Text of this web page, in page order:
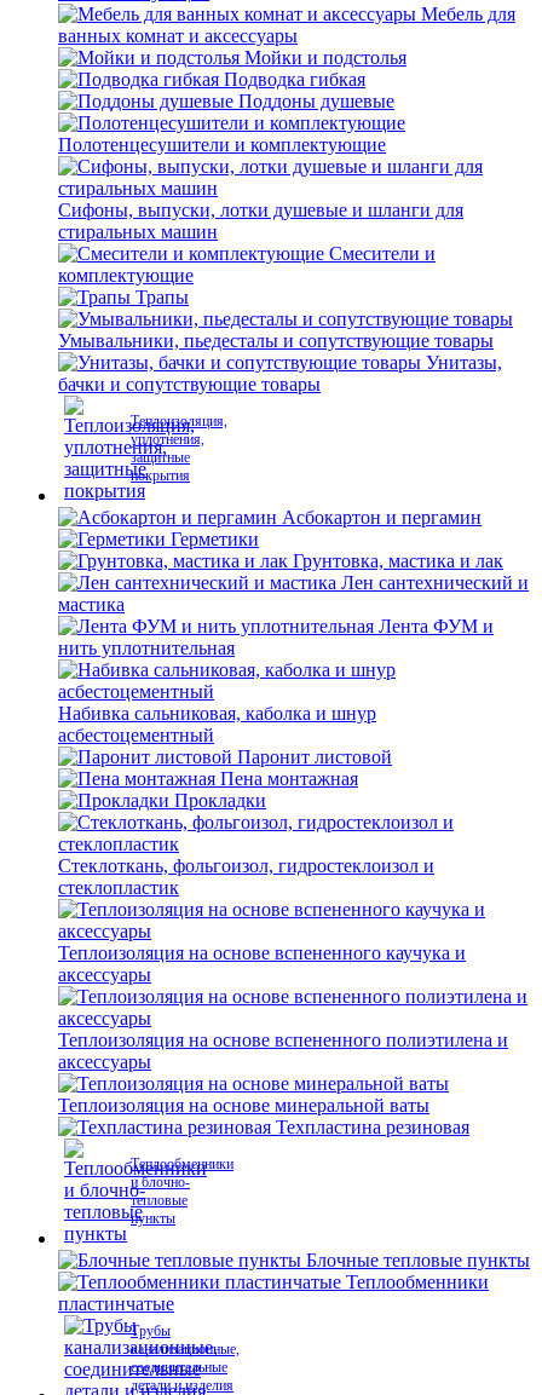
Мебель для
ванных комнат и аксессуары
Мойки и подстолья
Подводка гибкая
Поддоны душевые
Полотенцесушители и комплектующие
Сифоны, выпуски, лотки душевые и шланги для
стиральных машин
Смесители и
комплектующие
Трапы
Умывальники, пьедесталы и сопутствующие товары
Унитазы,
бачки и сопутствующие товары
Теплоизоляция,
уплотнения,
защитные
покрытия
Асбокартон и пергамин
Герметики
Грунтовка, мастика и лак
Лен сантехнический и
мастика
Лента ФУМ и
нить уплотнительная
Набивка сальниковая, каболка и шнур
асбестоцементный
Паронит листовой
Пена монтажная
Прокладки
Стеклоткань, фольгоизол, гидростеклоизол и
стеклопластик
Теплоизоляция на основе вспененного каучука и
аксессуары
Теплоизоляция на основе вспененного полиэтилена и
аксессуары
Теплоизоляция на основе минеральной ваты
Техпластина резиновая
Теплообменники
и блочно-
тепловые
пункты
Блочные тепловые пункты
Теплообменники
пластинчатые
Трубы
канализационные,
соединительные
детали и изделия